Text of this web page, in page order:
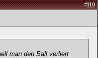
#110
man den Ball verliert